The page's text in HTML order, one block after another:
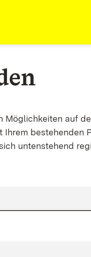
Möglichkeiten auf
Ihrem bestehenden
untenstehend